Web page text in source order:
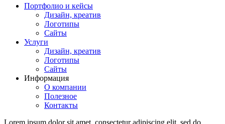
Портфолио и кейсы
Дизайн, креатив
Логотипы
Сайты
Услуги
Дизайн, креатив
Логотипы
Сайты
Информация
О компании
Полезное
Контакты
Lorem ipsum dolor sit amet, consectetur adipiscing elit, sed do